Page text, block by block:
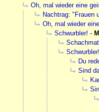
Oh, mal wieder eine
Nachtrag: "Frauen
Oh, mal wieder
Schwurbler! -
Schwurbler!
Du
Sind